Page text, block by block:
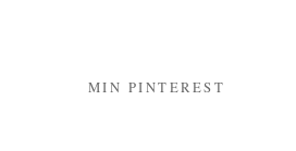
MIN PINTEREST